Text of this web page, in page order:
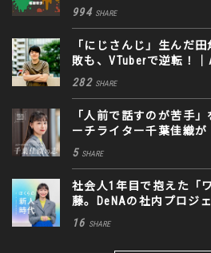
994 SHARE
「にじさんじ」生んだ
敗も、VTuberで逆転！｜
282 SHARE
「人前で話すのが苦手
ーチライター千葉佳織
に込めた思い
5 SHARE
社会人1年目で抱えた「
藤。DeNAの社内プロジ
生きる道
16 SHARE